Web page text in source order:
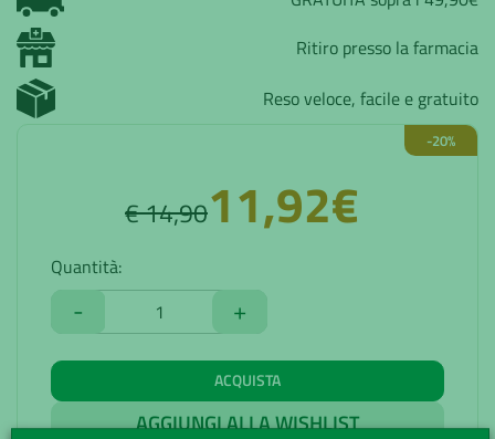
Ritiro presso la farmacia
Reso veloce, facile e gratuito
-20%
€ 14,9011,92€
Quantità:
- +
ACQUISTA
AGGIUNGI ALLA WISHLIST